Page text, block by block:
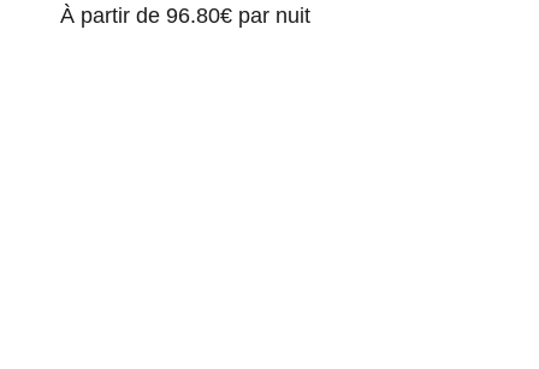
À partir de 96.80€ par nuit